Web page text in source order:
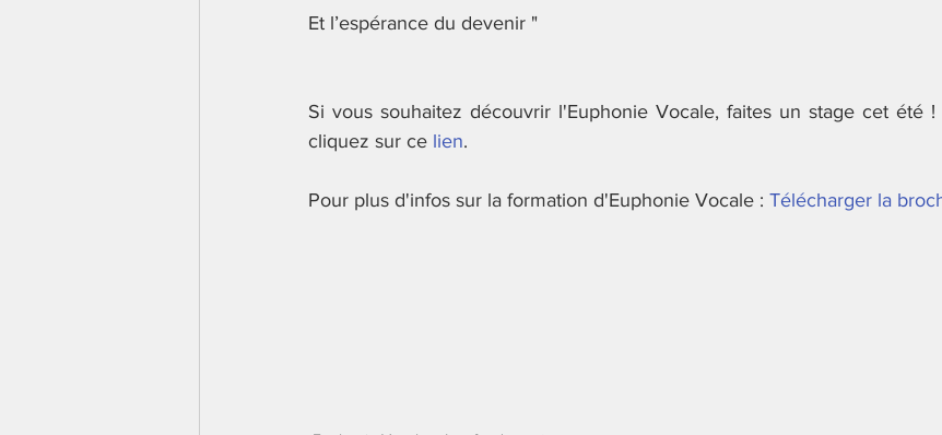
Et l’espérance du devenir "
Si vous souhaitez découvrir l'Euphonie Vocale, faites un stage cet été
cliquez sur ce lien.
Pour plus d'infos sur la formation d'Euphonie Vocale : Télécharger la